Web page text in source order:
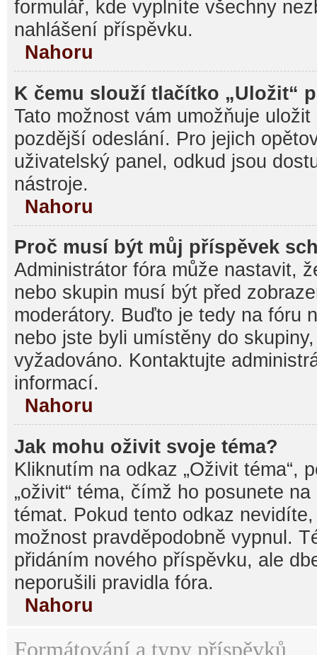
formulář, kde vyplníte všechny
nahlášení příspěvku.
Nahoru
K čemu slouží tlačítko „Uložit“
Tato možnost vám umožňuje
pozdější odeslání. Pro jejich
uživatelský panel, odkud jsou
nástroje.
Nahoru
Proč musí být můj příspěvek
Administrátor fóra může nastavit,
nebo skupin musí být před
moderátory. Buďto je tedy na fóru
nebo jste byli umístěny do
vyžadováno. Kontaktujte
informací.
Nahoru
Jak mohu oživit svoje téma?
Kliknutím na odkaz „Oživit téma“,
„oživit“ téma, čímž ho posunete
témat. Pokud tento odkaz
možnost pravděpodobně vypnul.
přidáním nového příspěvku, ale
neporušili pravidla fóra.
Nahoru
Formátování a typy příspěvků